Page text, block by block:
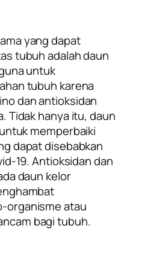
yang dapat
tubuh adalah daun
untuk
tubuh karena
dan antioksidan
Tidak hanya itu, daun
memperbaiki
dapat disebabkan
19. Antioksidan dan
daun kelor
organisme atau
bagi tubuh.